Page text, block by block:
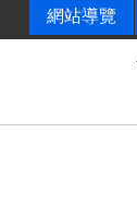
網站導覽